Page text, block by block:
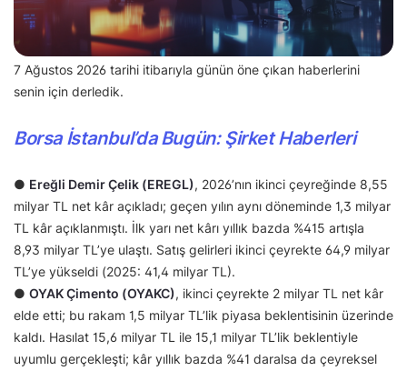
7 Ağustos 2026 tarihi itibarıyla günün öne çıkan haberlerini
senin için derledik.
Borsa İstanbul’da Bugün: Şirket Haberleri
● Ereğli Demir Çelik (EREGL), 2026’nın ikinci çeyreğinde 8,55
milyar TL net kâr açıkladı; geçen yılın aynı döneminde 1,3 milyar
TL kâr açıklanmıştı. İlk yarı net kârı yıllık bazda %415 artışla
8,93 milyar TL’ye ulaştı. Satış gelirleri ikinci çeyrekte 64,9 milyar
TL’ye yükseldi (2025: 41,4 milyar TL).
● OYAK Çimento (OYAKC), ikinci çeyrekte 2 milyar TL net kâr
elde etti; bu rakam 1,5 milyar TL’lik piyasa beklentisinin üzerinde
kaldı. Hasılat 15,6 milyar TL ile 15,1 milyar TL’lik beklentiyle
uyumlu gerçekleşti; kâr yıllık bazda %41 daralsa da çeyreksel